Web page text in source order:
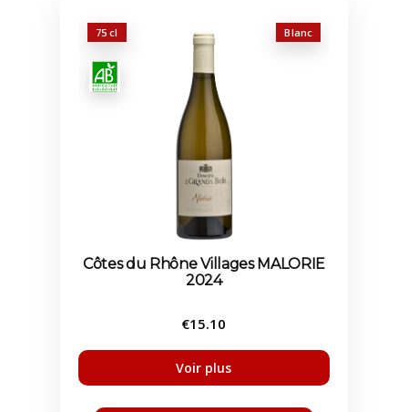
75 cl Blanc
Côtes du Rhône Villages MALORIE
2024
€15.10